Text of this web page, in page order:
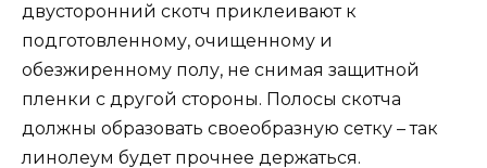
двусторонний скотч приклеивают к
подготовленному, очищенному и
обезжиренному полу, не снимая защитной
пленки с другой стороны. Полосы скотча
должны образовать своеобразную сетку – так
линолеум будет прочнее держаться.